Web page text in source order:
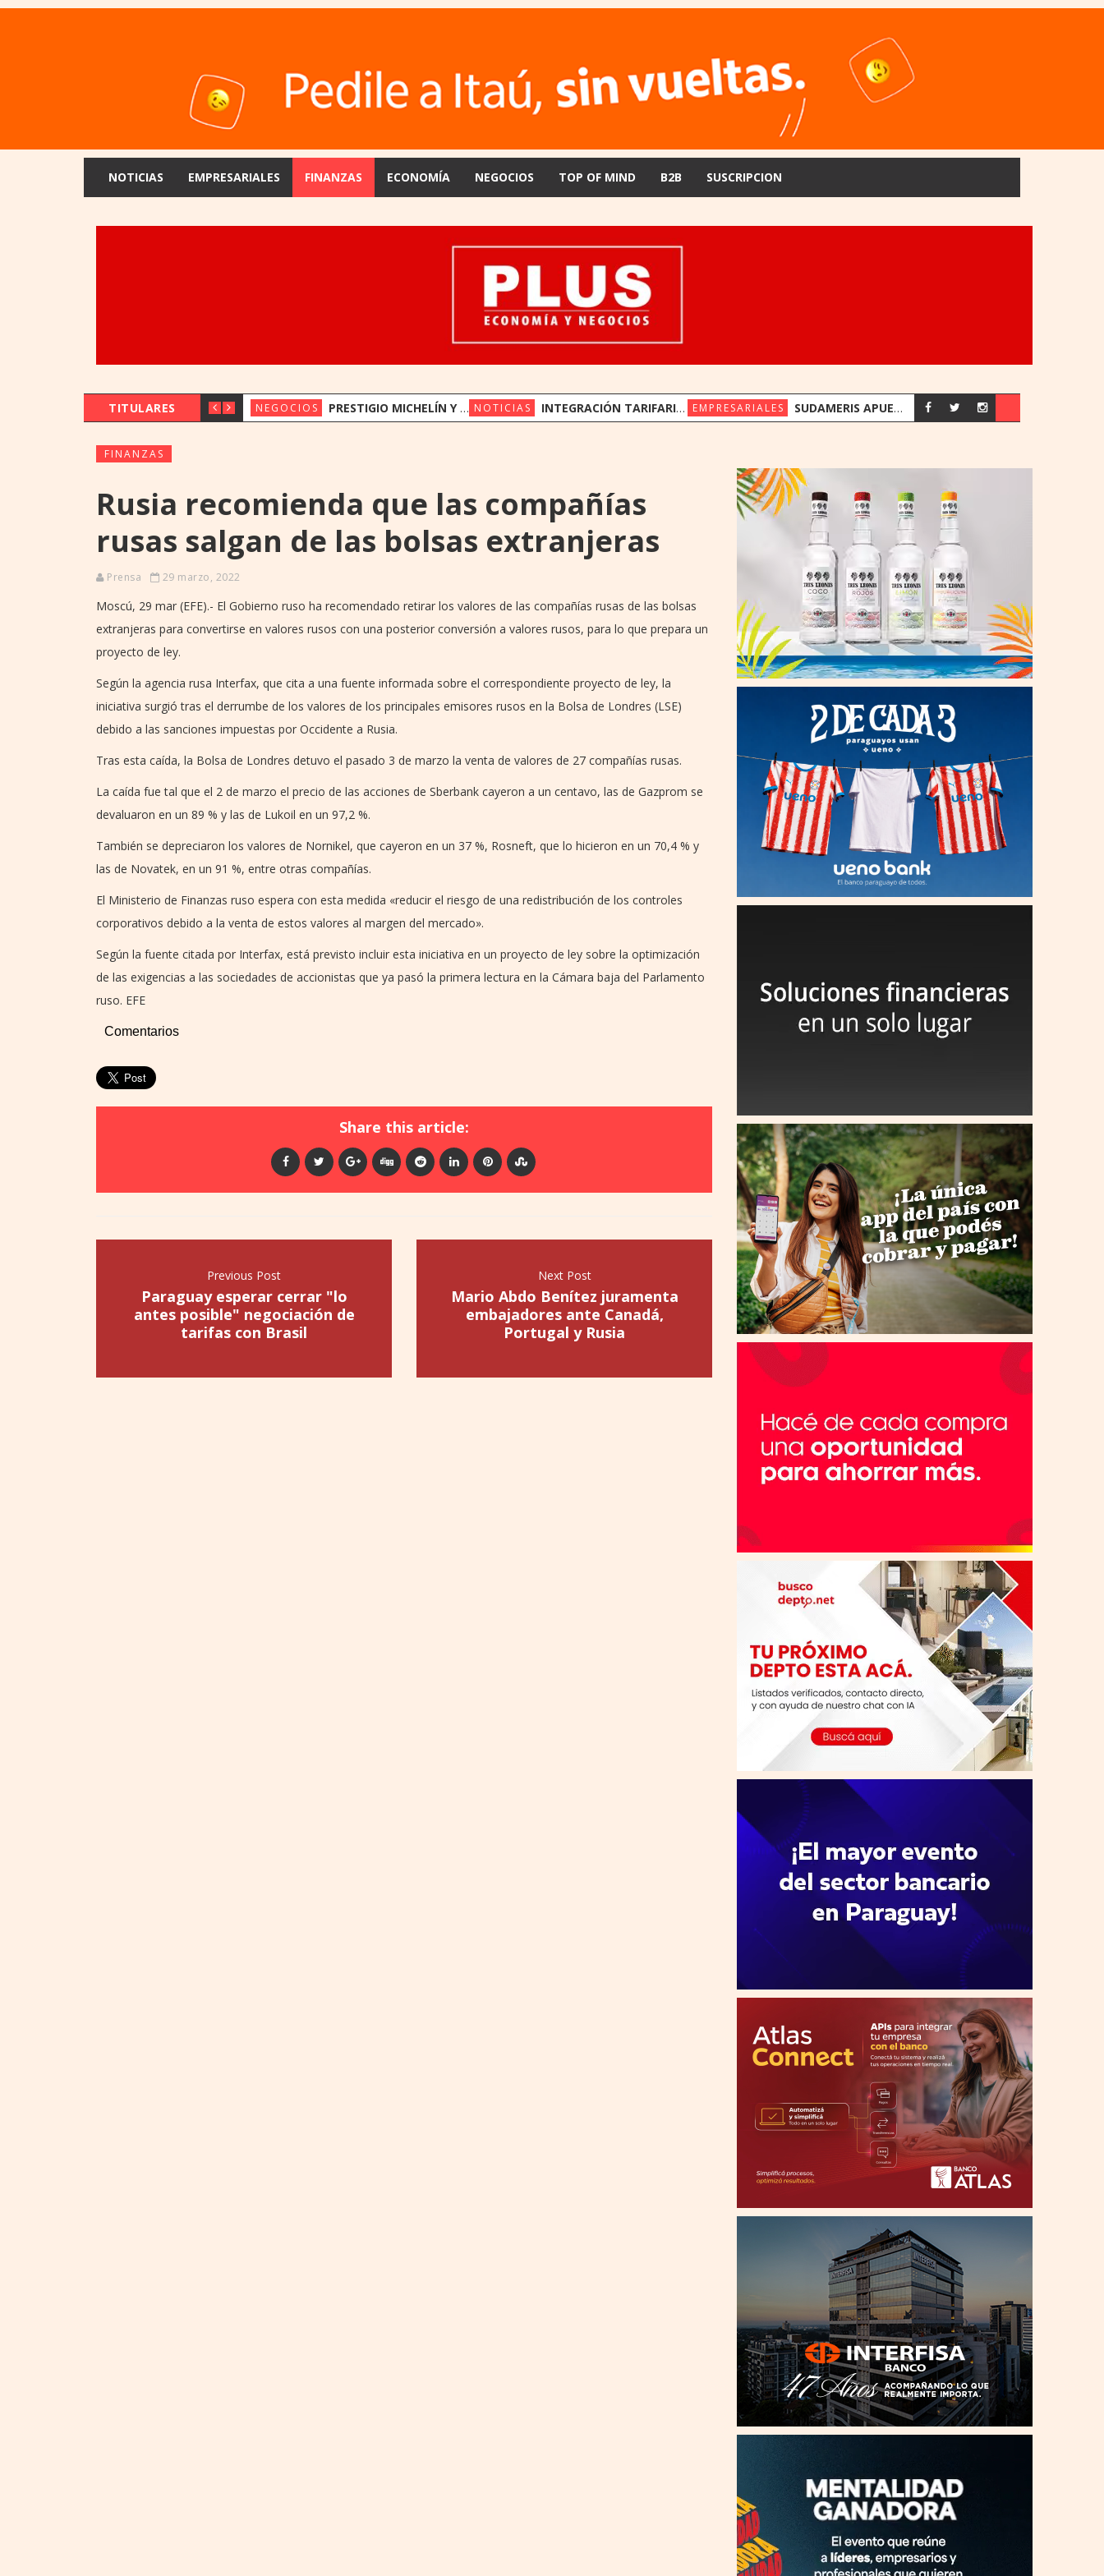
NOTICIAS EMPRESARIALES FINANZAS ECONOMÍA NEGOCIOS TOP OF MIND B2B SUSCRIPCION
TITULARES NEGOCIOS PRESTIGIO MICHELÍN Y ESTÍMULOS SENSORIALES: LA APUESTA DE TALLEYRAND PARA CONMEMORAR SUS 50 AÑOS NOTICIAS INTEGRACIÓN TARIFARIA ALCANZÓ 1,3 MILLONES DE TRANSBORDOS EN SUS PRIMEROS OCHO MESES EMPRESARIALES SUDAMERIS APUESTA POR EL CONOCIMIENTO CON EL REGRESO DE MENTES EXPERTAS AL PAÍS
FINANZAS
Rusia recomienda que las compañías
rusas salgan de las bolsas extranjeras
Prensa 29 marzo, 2022
Moscú, 29 mar (EFE).- El Gobierno ruso ha recomendado retirar los valores de las compañías rusas de las bolsas
extranjeras para convertirse en valores rusos con una posterior conversión a valores rusos, para lo que prepara un
proyecto de ley.
Según la agencia rusa Interfax, que cita a una fuente informada sobre el correspondiente proyecto de ley, la
iniciativa surgió tras el derrumbe de los valores de los principales emisores rusos en la Bolsa de Londres (LSE)
debido a las sanciones impuestas por Occidente a Rusia.
Tras esta caída, la Bolsa de Londres detuvo el pasado 3 de marzo la venta de valores de 27 compañías rusas.
La caída fue tal que el 2 de marzo el precio de las acciones de Sberbank cayeron a un centavo, las de Gazprom se
devaluaron en un 89 % y las de Lukoil en un 97,2 %.
También se depreciaron los valores de Nornikel, que cayeron en un 37 %, Rosneft, que lo hicieron en un 70,4 % y
las de Novatek, en un 91 %, entre otras compañías.
El Ministerio de Finanzas ruso espera con esta medida «reducir el riesgo de una redistribución de los controles
corporativos debido a la venta de estos valores al margen del mercado».
Según la fuente citada por Interfax, está previsto incluir esta iniciativa en un proyecto de ley sobre la optimización
de las exigencias a las sociedades de accionistas que ya pasó la primera lectura en la Cámara baja del Parlamento
ruso. EFE
Comentarios
Share this article:
Previous Post
Paraguay esperar cerrar "lo
antes posible" negociación de
tarifas con Brasil
Next Post
Mario Abdo Benítez juramenta
embajadores ante Canadá,
Portugal y Rusia